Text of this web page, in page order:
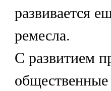
развивается
ремесла.
С развитием